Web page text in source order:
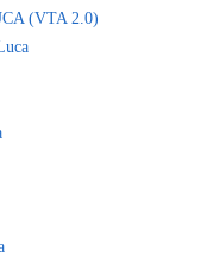
(VTA 2.0)